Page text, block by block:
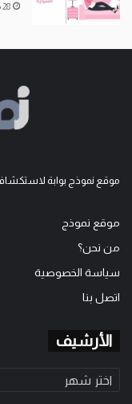
28 مايو 2026
موقع نموذج بوابة لاستكشاف
موقع نموذج
من نحن؟
سياسة الخصوصية
اتصل بنا
الأرشيف